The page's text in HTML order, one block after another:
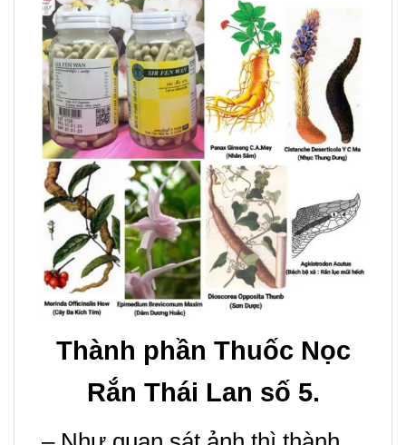
Thành phần Thuốc Nọc
Rắn Thái Lan số 5.